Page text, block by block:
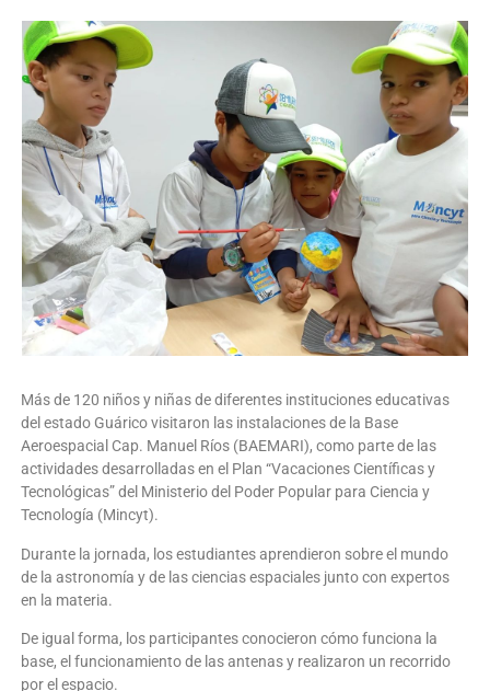
Más de 120 niños y niñas de diferentes instituciones educativas
del estado Guárico visitaron las instalaciones de la Base
Aeroespacial Cap. Manuel Ríos (BAEMARI), como parte de las
actividades desarrolladas en el Plan “Vacaciones Científicas y
Tecnológicas” del Ministerio del Poder Popular para Ciencia y
Tecnología (Mincyt).
Durante la jornada, los estudiantes aprendieron sobre el mundo
de la astronomía y de las ciencias espaciales junto con expertos
en la materia.
De igual forma, los participantes conocieron cómo funciona la
base, el funcionamiento de las antenas y realizaron un recorrido
por el espacio.